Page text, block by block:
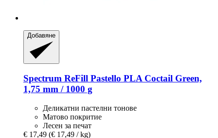
Добавяне
Spectrum ReFill Pastello PLA Coctail Green,
1,75 mm / 1000 g
Деликатни пастелни тонове
Матово покритие
Лесен за печат
€ 17,49 (€ 17,49 / kg)